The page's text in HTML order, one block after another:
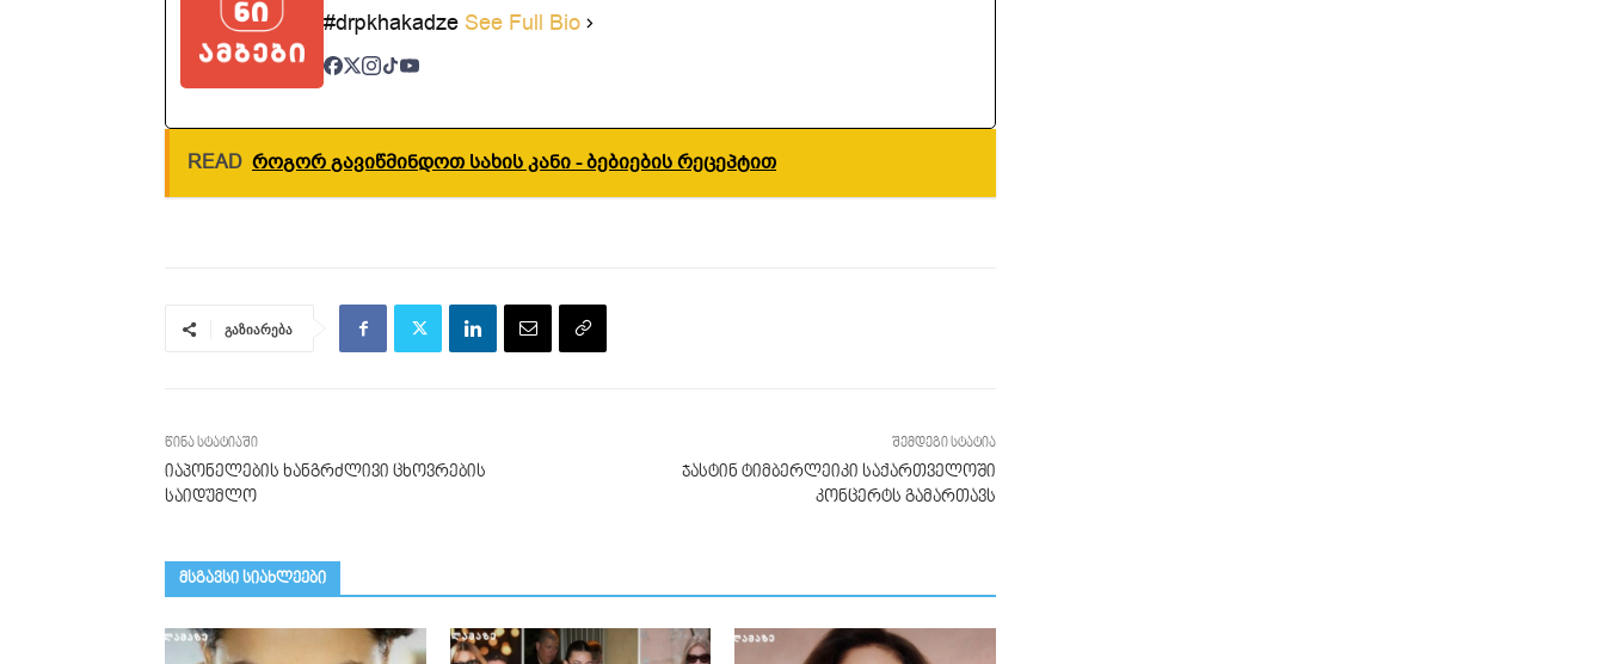
#drpkhakadze See Full Bio
READ როგორ გავიწმინდოთ სახის კანი - ბებიების რეცეპტით
გაზიარება
წინა სტატიაში
იაპონელების ხანგრძლივი ცხოვრების
საიდუმლო
შემდეგი სტატია
ჯასტინ ტიმბერლეიკი საქართველოში
კონცერტს გამართავს
მსგავსი სიახლეები